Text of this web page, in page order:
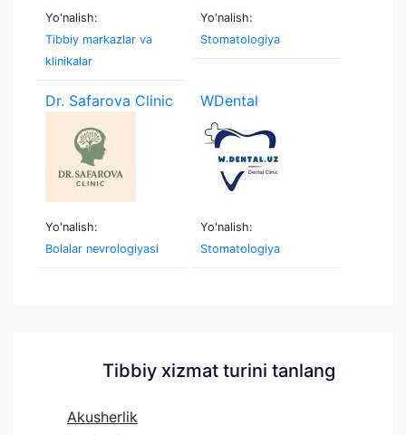
Yo'nalish:
Tibbiy markazlar va
klinikalar
Yo'nalish:
Stomatologiya
Dr. Safarova Clinic
Yo'nalish:
Bolalar nevrologiyasi
WDental
Yo'nalish:
Stomatologiya
Tibbiy xizmat turini tanlang
Akusherlik